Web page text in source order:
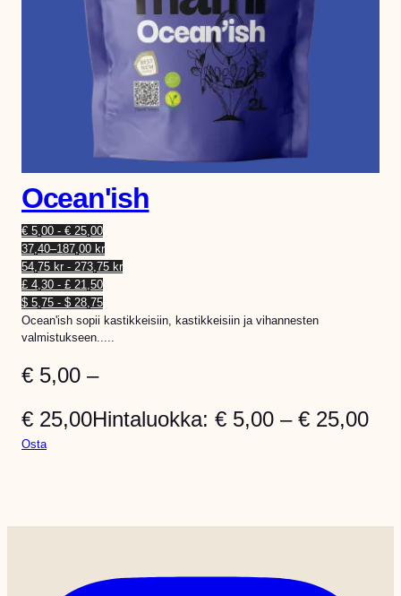
Ocean'ish
€ 5,00 - € 25,00
37,40–187,00 kr
54,75 kr - 273,75 kr
£ 4,30 - £ 21,50
$ 5,75 - $ 28,75
Ocean'ish sopii kastikkeisiin, kastikkeisiin ja vihannesten
valmistukseen.....
€ 5,00 –
€ 25,00Hintaluokka: € 5,00 – € 25,00
Osta